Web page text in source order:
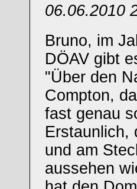
06.06.2010
Bruno, im
DÖAV gibt
"Über den
Compton,
fast genau
Erstaunlich,
und am
aussehen